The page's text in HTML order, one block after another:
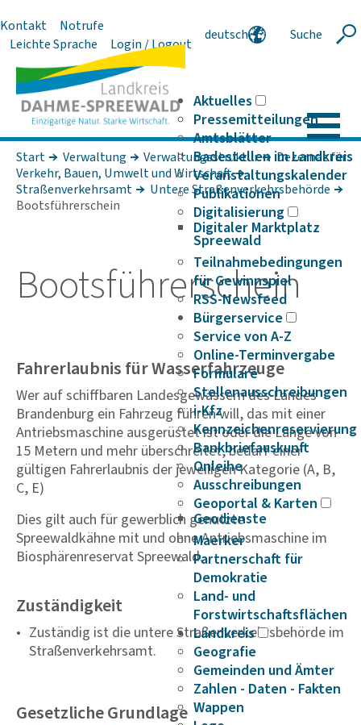
Kontakt
Notrufe
Leichte Sprache
Login / Logout
deutsch
Suche
Aktuelles
Pressemitteilungen
Amtsblätter
Badestellen im Landkreis
Veranstaltungskalender
Publikationen
Digitalisierung
Digitaler Marktplatz
Spreewald
Teilnahmebedingungen
für Gewinnspiel
RSS-Newsfeed
Bürgerservice
Service von A-Z
Online-Terminvergabe
Formulare
Stellenausschreibungen
i-Kfz
Kennzeichenreservierung
Bankbriefauskunft
Onleihe
Ausschreibungen
Geoportal & Karten
Geodienste
Maerker
Partnerschaft für
Demokratie
Land- und
Forstwirtschaftsflächen
Landkreis
Geografie
Gemeinden und Ämter
Zahlen - Daten - Fakten
Wappen
Start Verwaltung Verwaltungsstruktur
Dezernat für
Verkehr, Bauen, Umwelt und Wirt­schaft
Straßenverkehrsamt
Untere Straßenverkehrsbehörde
Bootsführerschein
Boots­füh­rer­schein
Fahrerlaubnis für Wasserfahrzeuge
Wer auf schiffbaren Landesgewässern des Landes
Brandenburg ein Fahrzeug führen will, das mit einer
Antriebsmaschine ausgerüstet ist oder die Länge von
15 Metern und mehr überschreitet, bedarf einer
gültigen Fahrerlaubnis der jeweiligen Kategorie (A, B,
C, E)
Dies gilt auch für gewerblich genutzte
Spreewaldkähne mit und ohne Antriebsmaschine im
Biosphärenreservat Spreewald.
Zuständigkeit
Zuständig ist die untere Straßenverkehrsbehörde im
Straßenverkehrsamt.
Gesetzliche Grundlage